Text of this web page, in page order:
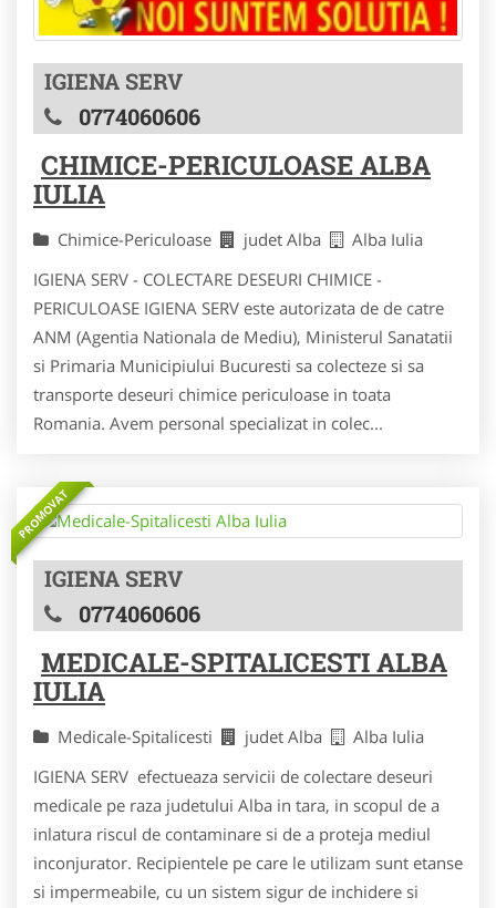
IGIENA SERV
0774060606
CHIMICE-PERICULOASE ALBA
IULIA
Chimice-Periculoase judet Alba
Alba Iulia
IGIENA SERV - COLECTARE DESEURI CHIMICE -
PERICULOASE IGIENA SERV este autorizata de de catre
ANM (Agentia Nationala de Mediu), Ministerul Sanatatii
si Primaria Municipiului Bucuresti sa colecteze si sa
transporte deseuri chimice periculoase in toata
Romania. Avem personal specializat in colec...
PROMOVAT
IGIENA SERV
0774060606
MEDICALE-SPITALICESTI ALBA
IULIA
Medicale-Spitalicesti judet Alba
Alba Iulia
IGIENA SERV efectueaza servicii de colectare deseuri
medicale pe raza judetului Alba in tara, in scopul de a
inlatura riscul de contaminare si de a proteja mediul
inconjurator. Recipientele pe care le utilizam sunt etanse
si impermeabile, cu un sistem sigur de inchidere si